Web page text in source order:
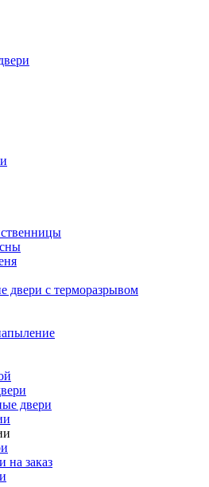
двери с терморазрывом
двери
на заказ